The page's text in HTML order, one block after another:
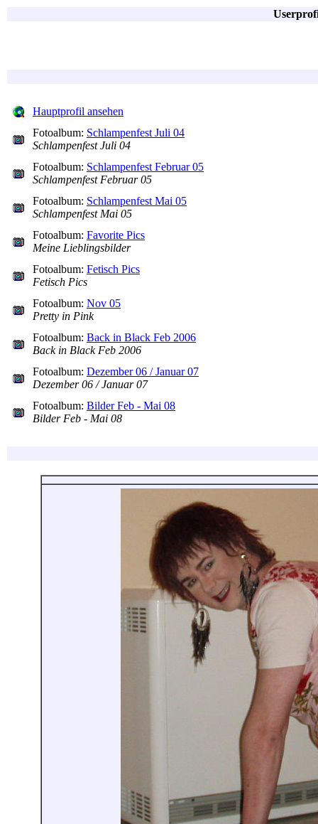
Hauptprofil ansehen
Fotoalbum: Schlampenfest Juli 04
Schlampenfest Juli 04
Fotoalbum: Schlampenfest Februar 05
Schlampenfest Februar 05
Fotoalbum: Schlampenfest Mai 05
Schlampenfest Mai 05
Fotoalbum: Favorite Pics
Meine Lieblingsbilder
Fotoalbum: Fetisch Pics
Fetisch Pics
Fotoalbum: Nov 05
Pretty in Pink
Fotoalbum: Back in Black Feb 2006
Back in Black Feb 2006
Fotoalbum: Dezember 06 / Januar 07
Dezember 06 / Januar 07
Fotoalbum: Bilder Feb - Mai 08
Bilder Feb - Mai 08